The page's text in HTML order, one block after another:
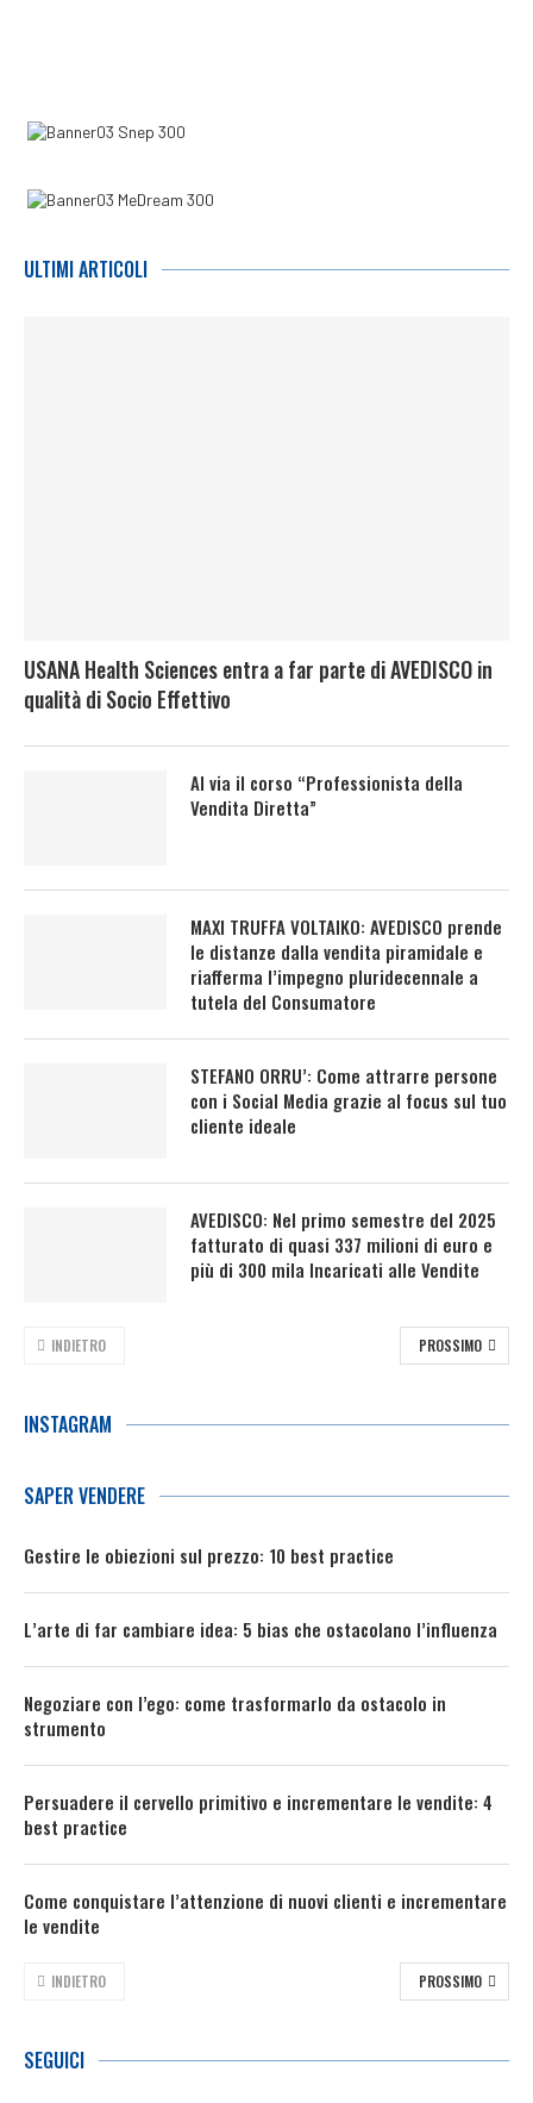
ULTIMI ARTICOLI
USANA Health Sciences entra a far parte di AVEDISCO in
qualità di Socio Effettivo
Al via il corso “Professionista della
Vendita Diretta”
MAXI TRUFFA VOLTAIKO: AVEDISCO prende
le distanze dalla vendita piramidale e
riafferma l’impegno pluridecennale a
tutela del Consumatore
STEFANO ORRU’: Come attrarre persone
con i Social Media grazie al focus sul tuo
cliente ideale
AVEDISCO: Nel primo semestre del 2025
fatturato di quasi 337 milioni di euro e
più di 300 mila Incaricati alle Vendite
INDIETRO PROSSIMO
INSTAGRAM
SAPER VENDERE
Gestire le obiezioni sul prezzo: 10 best practice
L’arte di far cambiare idea: 5 bias che ostacolano l’influenza
Negoziare con l’ego: come trasformarlo da ostacolo in
strumento
Persuadere il cervello primitivo e incrementare le vendite: 4
best practice
Come conquistare l’attenzione di nuovi clienti e incrementare
le vendite
INDIETRO PROSSIMO
SEGUICI